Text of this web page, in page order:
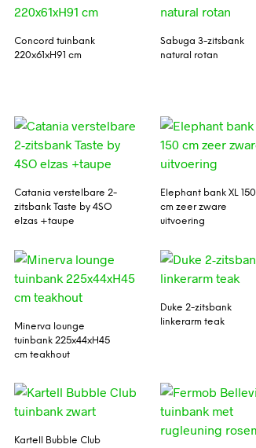
Concord tuinbank
220x61xH91 cm
Sabuga 3-zitsbank
natural rotan
Catania verstelbare 2-
zitsbank Taste by 4SO
elzas +taupe
Elephant bank XL 150
cm zeer zware
uitvoering
Minerva lounge
tuinbank 225x44xH45
cm teakhout
Duke 2-zitsbank
linkerarm teak
Kartell Bubble Club